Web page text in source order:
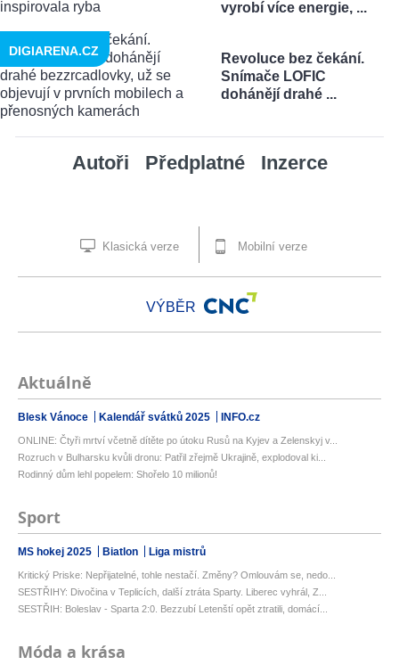
vyrobí více energie, ...
Revoluce bez čekání.
Snímače LOFIC
dohánějí drahé ...
DIGIARENA.CZ
Autoři Předplatné Inzerce
Klasická verze Mobilní verze
VÝBĚR
Aktuálně
Blesk Vánoce Kalendář svátků 2025 INFO.cz
ONLINE: Čtyři mrtví včetně dítěte po útoku Rusů na Kyjev a Zelenskyj v...
Rozruch v Bulharsku kvůli dronu: Patřil zřejmě Ukrajině, explodoval ki...
Rodinný dům lehl popelem: Shořelo 10 milionů!
Sport
MS hokej 2025 Biatlon Liga mistrů
Kritický Priske: Nepřijatelné, tohle nestačí. Změny? Omlouvám se, nedo...
SESTŘIHY: Divočina v Teplicích, další ztráta Sparty. Liberec vyhrál, Z...
SESTŘIH: Boleslav - Sparta 2:0. Bezzubí Letenští opět ztratili, domácí...
Móda a krása